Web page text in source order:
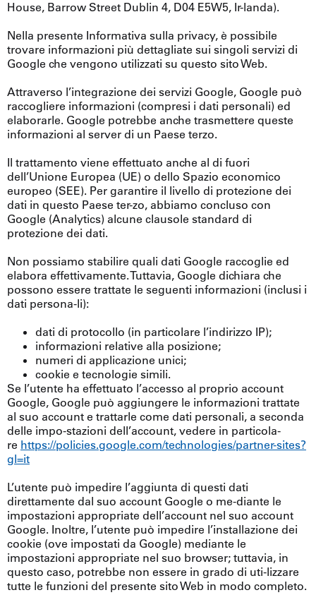
House, Barrow Street Dublin 4, D04 E5W5, Ir-landa).
Nella presente Informativa sulla privacy, è possibile
trovare informazioni più dettagliate sui singoli servizi di
Google che vengono utilizzati su questo sito Web.
Attraverso l’integrazione dei servizi Google, Google può
raccogliere informazioni (compresi i dati personali) ed
elaborarle. Google potrebbe anche trasmettere queste
informazioni al server di un Paese terzo.
Il trattamento viene effettuato anche al di fuori
dell’Unione Europea (UE) o dello Spazio economico
europeo (SEE). Per garantire il livello di protezione dei
dati in questo Paese ter-zo, abbiamo concluso con
Google (Analytics) alcune clausole standard di
protezione dei dati.
Non possiamo stabilire quali dati Google raccoglie ed
elabora effettivamente. Tuttavia, Google dichiara che
possono essere trattate le seguenti informazioni (inclusi i
dati persona-li):
dati di protocollo (in particolare l’indirizzo IP);
informazioni relative alla posizione;
numeri di applicazione unici;
cookie e tecnologie simili.
Se l’utente ha effettuato l’accesso al proprio account
Google, Google può aggiungere le informazioni trattate
al suo account e trattarle come dati personali, a seconda
delle impo-stazioni dell’account, vedere in particola-
re https://policies.google.com/technologies/partner-sites?
gl=it
L’utente può impedire l’aggiunta di questi dati
direttamente dal suo account Google o me-diante le
impostazioni appropriate dell’account nel suo account
Google. Inoltre, l’utente può impedire l’installazione dei
cookie (ove impostati da Google) mediante le
impostazioni appropriate nel suo browser; tuttavia, in
questo caso, potrebbe non essere in grado di uti-lizzare
tutte le funzioni del presente sito Web in modo completo.